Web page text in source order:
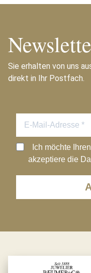
Sie erhalten von uns
direkt in Ihr Postfach.
Ich möchte
akzeptiere die